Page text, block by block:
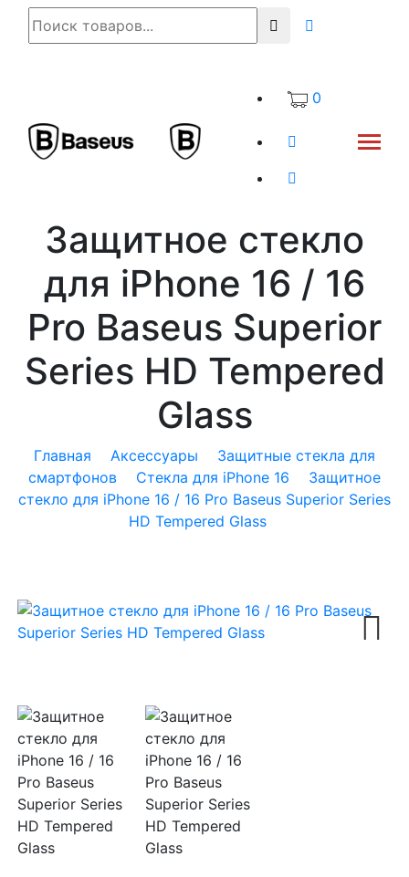
0
Защитное стекло
для iPhone 16 / 16
Pro Baseus Superior
Series HD Tempered
Glass
Главная Аксессуары
Защитные стекла для
смартфонов
Стекла для iPhone 16
Защитное
стекло для iPhone 16 / 16 Pro Baseus Superior Series
HD Tempered Glass